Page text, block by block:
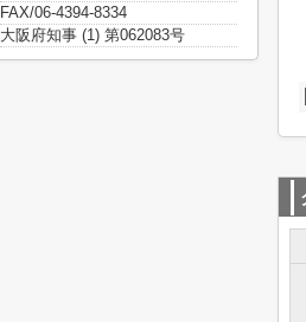
FAX/06-4394-8334
大阪府知事 (1) 第062083号